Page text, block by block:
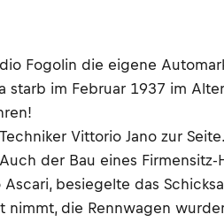
Fogolin die eigene
im Februar 1937 im
Vittorio Jano zur
der Bau eines
besiegelte das
die Rennwagen